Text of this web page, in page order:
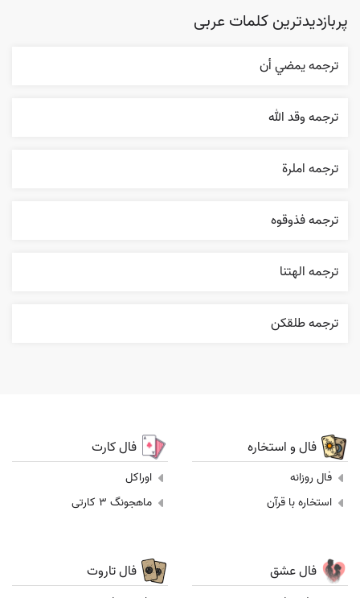
پربازدیدترین کلمات عربی
ترجمه يمضي أن
ترجمه وقد الله
ترجمه املرة
ترجمه فذوقوه
ترجمه الهتنا
ترجمه طلقکن
فال و استخاره
فال روزانه
استخاره با قرآن
فال کارت
اوراکل
ماهجونگ 3 کارتی
فال عشق فال تاروت